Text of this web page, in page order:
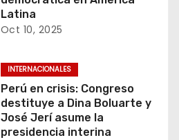
Latina
Oct 10, 2025
INTERNACIONALES
Perú en crisis: Congreso
destituye a Dina Boluarte y
José Jerí asume la
presidencia interina